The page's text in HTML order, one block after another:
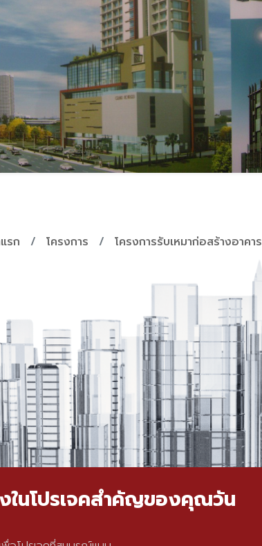
รก โครงการ โครงการรับเหมาก่อสร้างอาคาร
งในโปรเจคสำคัญของคุณวัน